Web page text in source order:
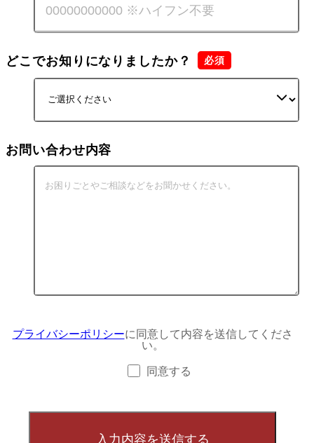
どこでお知りになりましたか？
お問い合わせ内容
プライバシーポリシーに同意して内容を送信してくださ
い。
同意する